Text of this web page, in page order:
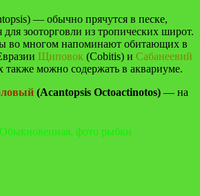
— обычно прячутся в песке,
для зооторговли из тропических широт.
во многом напоминают обитающих в
Щиповок (Cobitis) и Сабанеевий
также можно содержать в аквариуме.
(Acantopsis Octoactinotos) — на